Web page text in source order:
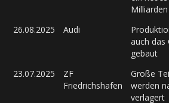
26.08.2025 Audi
auch das
gebaut
23.07.2025
ZF
Friedrichshafen
Große
werden
verlagert